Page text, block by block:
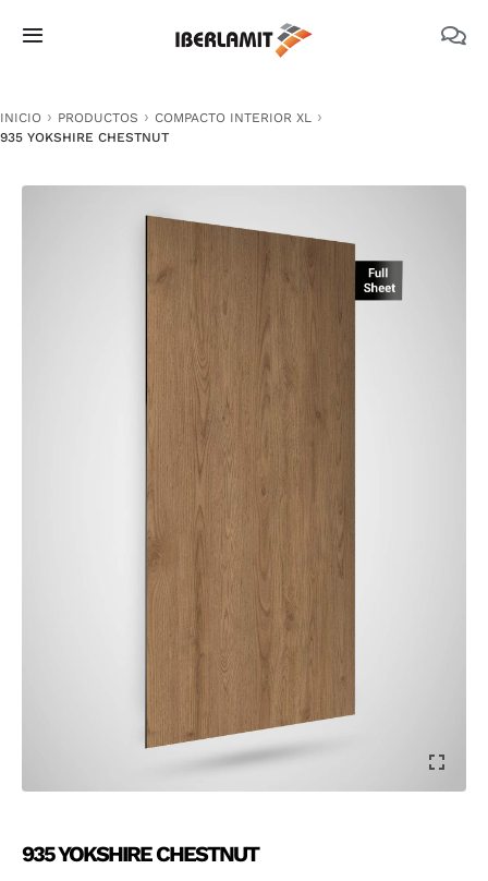
Toggle
INICIO PRODUCTOS
COMPACTO INTERIOR XL
935 YOKSHIRE CHESTNUT
935 YOKSHIRE CHESTNUT